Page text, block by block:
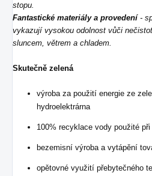
stopu.
Fantastické materiály a provedení -
vykazují vysokou odolnost vůči
sluncem, větrem a chladem.
Skutečně zelená
výroba za použití energie ze
hydroelektrárna
100% recyklace vody použité
bezemisní výroba a vytápění
opětovné využití přebytečného